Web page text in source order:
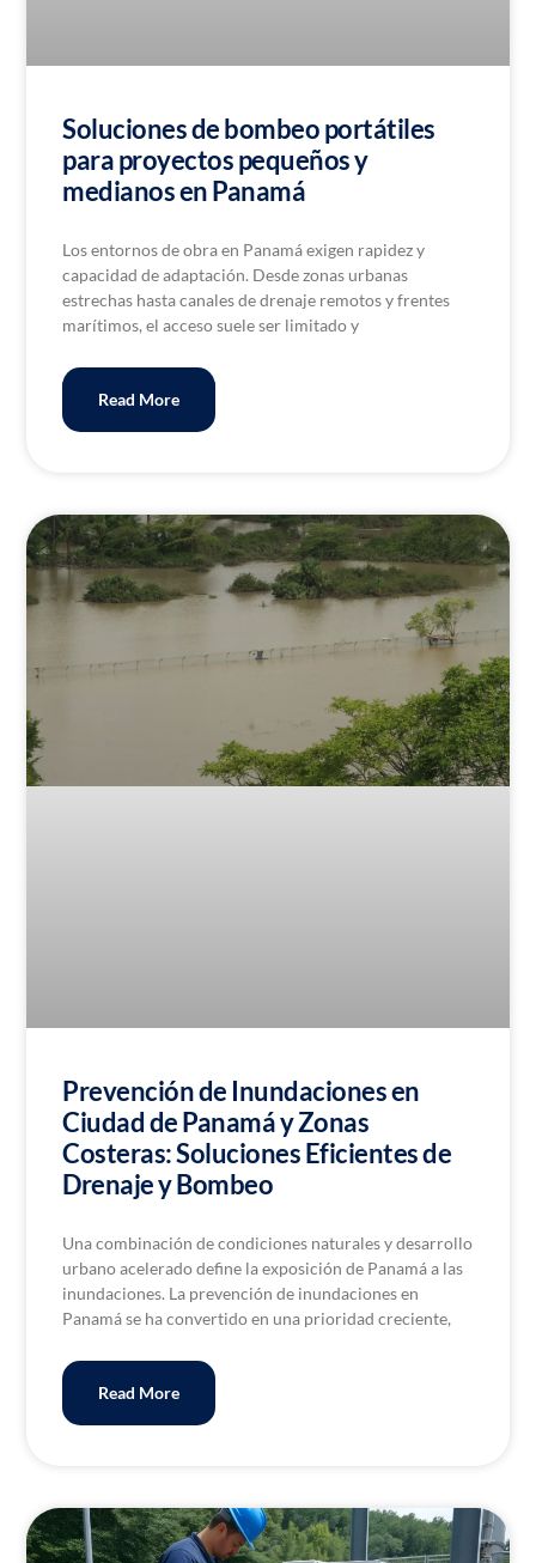
Soluciones de bombeo portátiles
para proyectos pequeños y
medianos en Panamá
Los entornos de obra en Panamá exigen rapidez y
capacidad de adaptación. Desde zonas urbanas
estrechas hasta canales de drenaje remotos y frentes
marítimos, el acceso suele ser limitado y
Read More
Prevención de Inundaciones en
Ciudad de Panamá y Zonas
Costeras: Soluciones Eficientes de
Drenaje y Bombeo
Una combinación de condiciones naturales y desarrollo
urbano acelerado define la exposición de Panamá a las
inundaciones. La prevención de inundaciones en
Panamá se ha convertido en una prioridad creciente,
Read More